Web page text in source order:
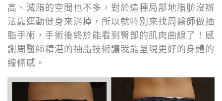
高、減脂的空間也不多，對於這種局部地脂肪沒辦
法靠運動健身來消掉，所以就特別來找周醫師做抽
脂手術，手術後終於能看到臀部的肌肉曲線了！感
謝周醫師精湛的抽脂技術讓我能呈現更好的身體的
線條感。